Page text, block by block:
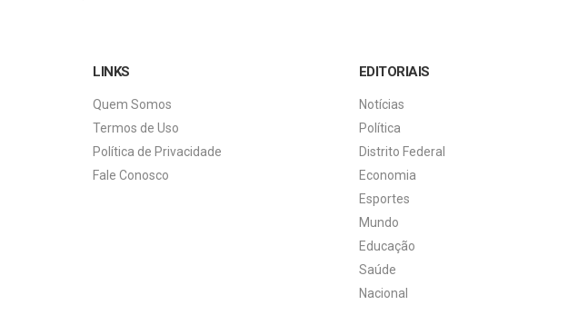
LINKS
Quem Somos
Termos de Uso
Política de Privacidade
Fale Conosco
EDITORIAIS
Notícias
Política
Distrito Federal
Economia
Esportes
Mundo
Educação
Saúde
Nacional